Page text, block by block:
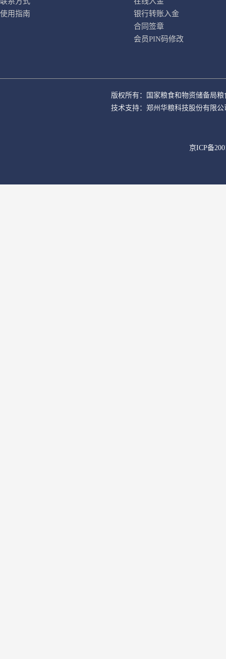
使用指南
银行转账入金
合同签章
会员PIN码修改
版权所有：国家粮食和物资储备局
技术支持：郑州华粮科技股份有限公
京ICP备